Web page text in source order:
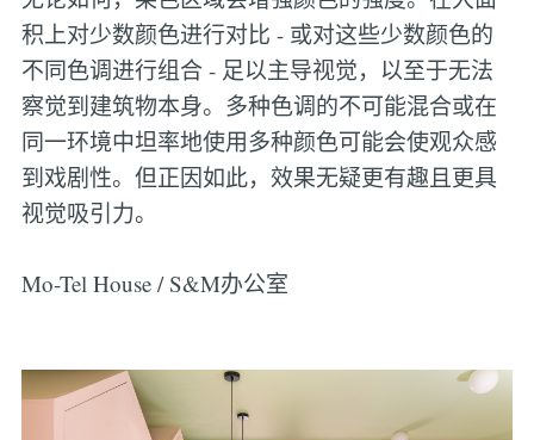
积上对少数颜色进行对比 - 或对这些少数颜色的
不同色调进行组合 - 足以主导视觉，以至于无法
察觉到建筑物本身。多种色调的不可能混合或在
同一环境中坦率地使用多种颜色可能会使观众感
到戏剧性。但正因如此，效果无疑更有趣且更具
视觉吸引力。
Mo-Tel House / S&M办公室